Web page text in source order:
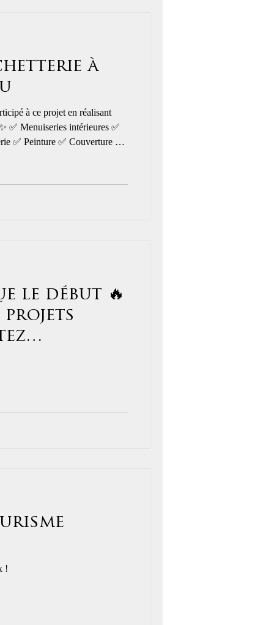
à
à ce projet en réalisant
✅ Menuiseries intérieures ✅
decheterie-dazay-le-
le début 🔥
projets
!